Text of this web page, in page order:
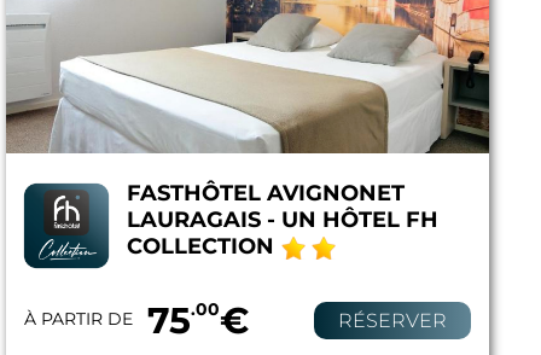
FASTHÔTEL AVIGNONET
LAURAGAIS - UN HÔTEL FH
COLLECTION
À PARTIR DE 75.00€ RÉSERVER